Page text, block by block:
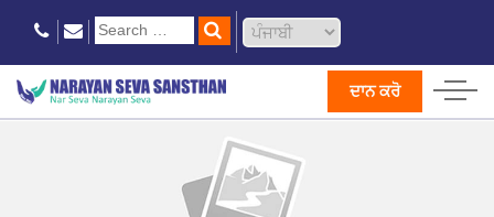
ਦਾਨ ਕਰੋ